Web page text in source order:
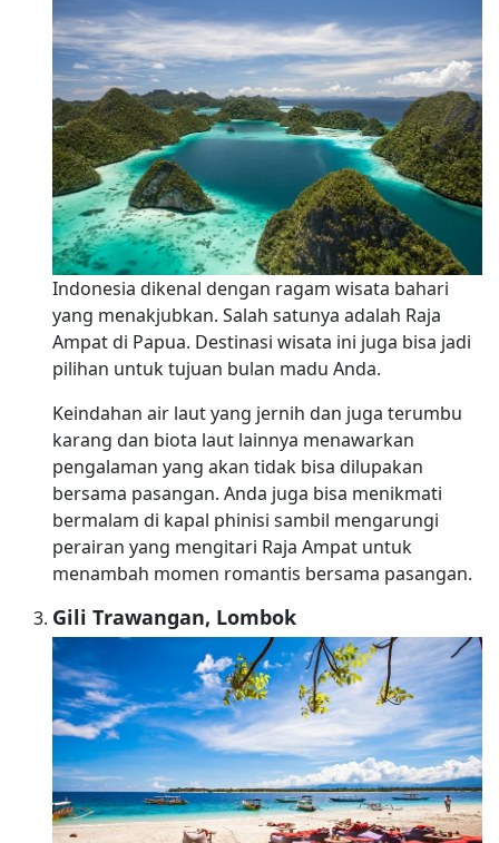
Indonesia dikenal dengan ragam wisata bahari
yang menakjubkan. Salah satunya adalah Raja
Ampat di Papua. Destinasi wisata ini juga bisa jadi
pilihan untuk tujuan bulan madu Anda.
Keindahan air laut yang jernih dan juga terumbu
karang dan biota laut lainnya menawarkan
pengalaman yang akan tidak bisa dilupakan
bersama pasangan. Anda juga bisa menikmati
bermalam di kapal phinisi sambil mengarungi
perairan yang mengitari Raja Ampat untuk
menambah momen romantis bersama pasangan.
Gili Trawangan, Lombok